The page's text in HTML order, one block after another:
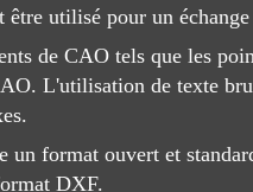
utilisé pour un
de CAO tels que les
L'utilisation de texte
format ouvert et
DXF.